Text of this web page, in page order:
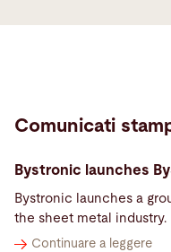
Comunicati
Bystronic launches
Bystronic launches a
the sheet metal industry.
Continuare a leggere